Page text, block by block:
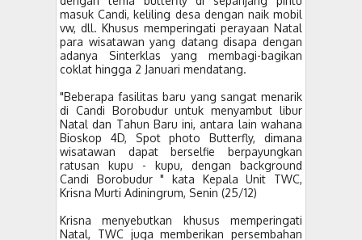
masuk Candi, keliling desa dengan naik mobil
vw, dll. Khusus memperingati perayaan Natal
para wisatawan yang datang disapa dengan
adanya Sinterklas yang membagi-bagikan
coklat hingga 2 Januari mendatang.
"Beberapa fasilitas baru yang sangat menarik
di Candi Borobudur untuk menyambut libur
Natal dan Tahun Baru ini, antara lain wahana
Bioskop 4D, Spot photo Butterfly, dimana
wisatawan dapat berselfie berpayungkan
ratusan kupu - kupu, dengan background
Candi Borobudur " kata Kepala Unit TWC,
Krisna Murti Adiningrum, Senin (25/12)
Krisna menyebutkan khusus memperingati
Natal, TWC juga memberikan persembahan